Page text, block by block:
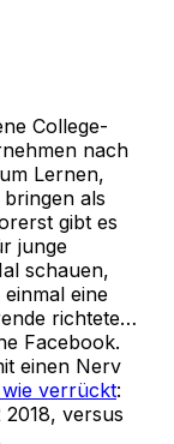
College-
nach
Lernen,
als
gibt es
junge
schauen,
eine
richtete…
Facebook.
einen Nerv
verrückt:
versus